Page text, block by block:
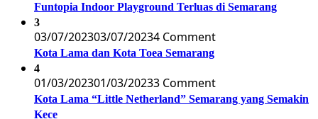
Funtopia Indoor Playground Terluas di Semarang
3
03/07/202303/07/20234 Comment
Kota Lama dan Kota Toea Semarang
4
01/03/202301/03/20233 Comment
Kota Lama “Little Netherland” Semarang yang Semakin
Kece